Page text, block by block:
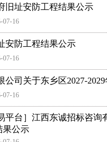
旧址安防工程结果公示
07-16
安防工程结果公示
07-16
公司关于东乡区2027-
07-16
平台］江西东诚招标咨
果公示